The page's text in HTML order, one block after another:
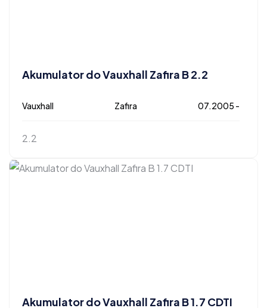
Akumulator do Vauxhall Zafira B 2.2
Vauxhall Zafira 07.2005 -
2.2
Akumulator do Vauxhall Zafira B 1.7 CDTI